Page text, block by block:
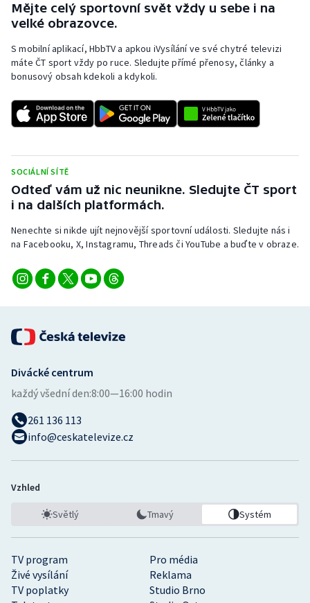
Triatlon
Veslování
Volejbal
Ostatní
Mějte celý sportovní svět vždy u sebe i na
velké obrazovce.
S mobilní aplikací, HbbTV a apkou iVysílání ve své chytré televizi
máte ČT sport vždy po ruce. Sledujte přímé přenosy, články a
bonusový obsah kdekoli a kdykoli.
SOCIÁLNÍ SÍTĚ
Odteď vám už nic neunikne. Sledujte ČT sport
i na dalších platformách.
Nenechte si nikde ujít nejnovější sportovní události. Sledujte nás i
na Facebooku, X, Instagramu, Threads či YouTube a buďte v obraze.
TV program
Pro média
Živé vysílání
Reklama
TV poplatky
Studio Brno
Divácké centrum
každý všední den:8:00—16:00 hodin
261 136 113
info@ceskatelevize.cz
Vzhled
Světlý Tmavý Systém